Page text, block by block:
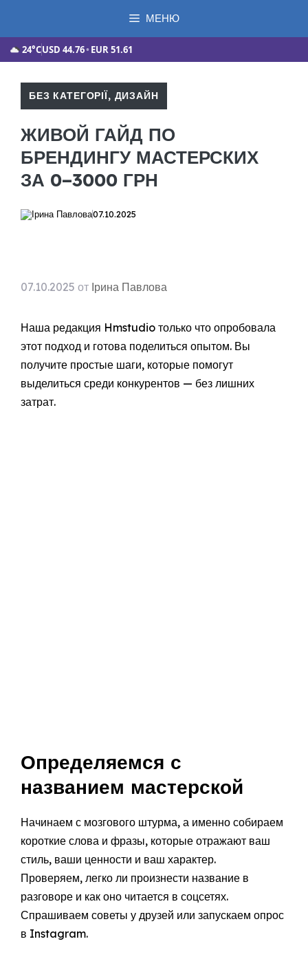
содержимому
МЕНЮ
24°CUSD 44.76• EUR 51.61
БЕЗ КАТЕГОРІЇ, ДИЗАЙН
ЖИВОЙ ГАЙД ПО
БРЕНДИНГУ МАСТЕРСКИХ
ЗА 0–3000 ГРН
Ірина Павлова07.10.2025
07.10.2025 от Ірина Павлова
Наша редакция Hmstudio только что опробовала
этот подход и готова поделиться опытом. Вы
получите простые шаги, которые помогут
выделиться среди конкурентов — без лишних
затрат.
Определяемся с
названием мастерской
Начинаем с мозгового штурма, а именно собираем
короткие слова и фразы, которые отражают ваш
стиль, ваши ценности и ваш характер.
Проверяем, легко ли произнести название в
разговоре и как оно читается в соцсетях.
Спрашиваем советы у друзей или запускаем опрос
в Instagram.